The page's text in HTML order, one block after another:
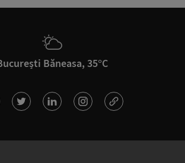
Băneasa, 35°C